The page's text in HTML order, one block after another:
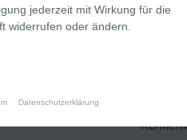
Angebote
jederzeit mit Wirkung für die
widerrufen oder ändern.
Datenschutzerklärung